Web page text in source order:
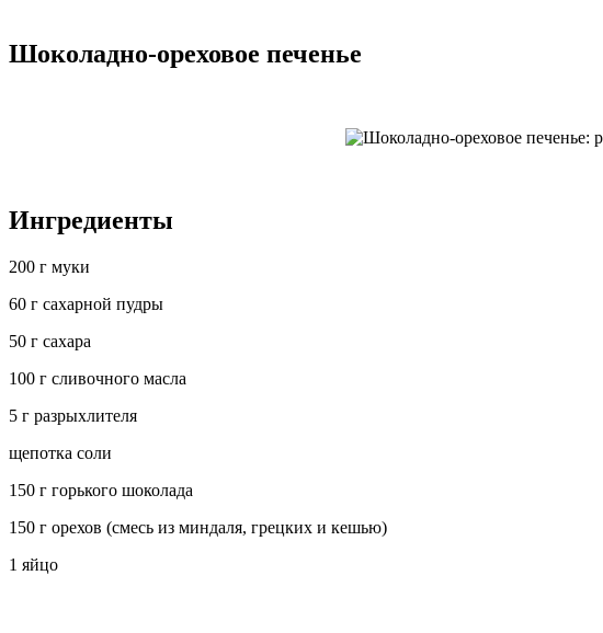
Шоколадно-ореховое печенье
Ингредиенты
200 г муки
60 г сахарной пудры
50 г сахара
100 г сливочного масла
5 г разрыхлителя
щепотка соли
150 г горького шоколада
150 г орехов (смесь из миндаля, грецких и кешью)
1 яйцо